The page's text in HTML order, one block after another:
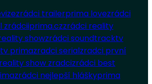
zrádci trailerprima lovezrádci
zrádciiprima.czzrádci reality
showzrádci soundtracktv
primazradci serialzradci první
reality show zradcizrádci best
zrádci nejlepší hláškyprima